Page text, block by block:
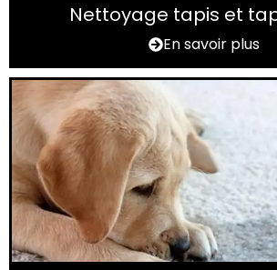
Nettoyage tapis et
En savoir plus